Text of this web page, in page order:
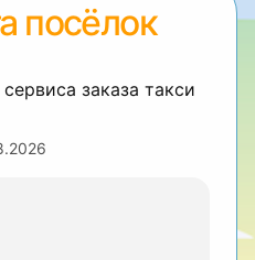
посёлок
заказа такси